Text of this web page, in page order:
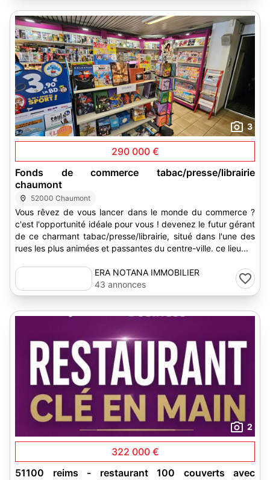
3
290 000 €
Fonds de commerce tabac/presse/librairie
chaumont
52000 Chaumont
Vous rêvez de vous lancer dans le monde du commerce ?
c'est l'opportunité idéale pour vous ! devenez le futur gérant
de ce charmant tabac/presse/librairie, situé dans l'une des
rues les plus animées et passantes du centre-ville. ce lieu...
ERA NOTANA IMMOBILIER
43 annonces
2
322 000 €
51100 reims - restaurant 100 couverts avec